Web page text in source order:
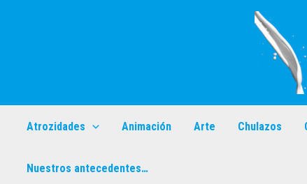
Atrozidades Animación Arte Chulazos
Nuestros antecedentes…